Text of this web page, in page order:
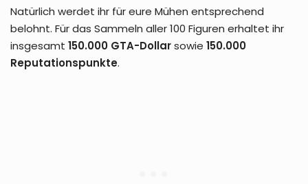
Natürlich werdet ihr für eure Mühen entsprechend
belohnt. Für das Sammeln aller 100 Figuren erhaltet ihr
insgesamt 150.000 GTA-Dollarsowie 150.000
Reputationspunkte.